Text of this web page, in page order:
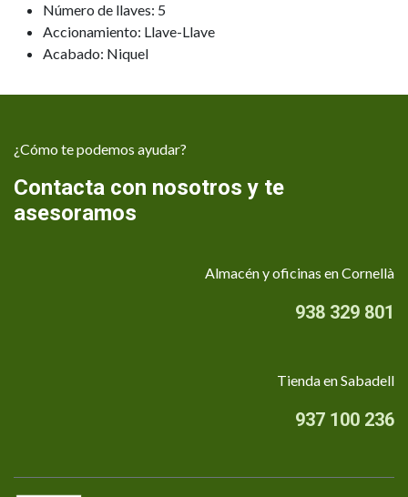
Número de llaves: 5
Accionamiento: Llave-Llave
Acabado: Niquel
¿Cómo te podemos ayudar?
Contacta con nosotros y te
asesoramos
Almacén y oficinas en Cornellà
938 329 801
Tienda en Sabadell
937 100 236